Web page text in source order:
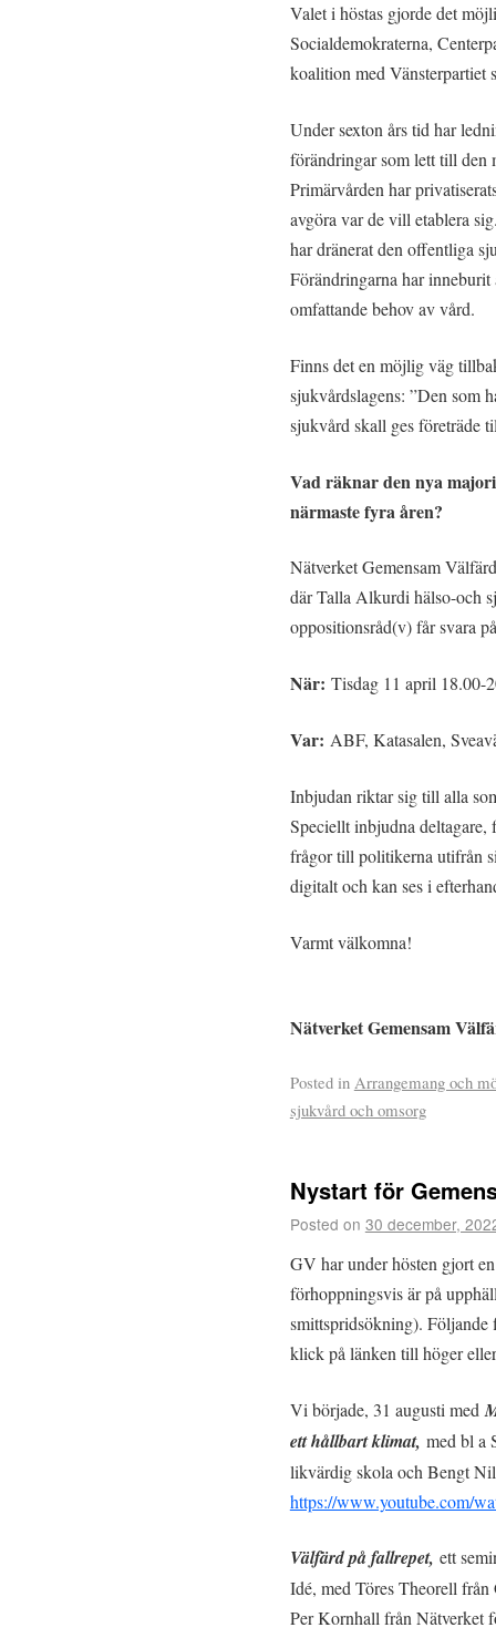
Valet i höstas gjorde det
Socialdemokraterna,
koalition med Vänsterpartiet
Under sexton års tid har
förändringar som lett till den
Primärvården har
avgöra var de vill etablera
har dränerat den offentliga
Förändringarna har
omfattande behov av vård.
Finns det en möjlig väg
sjukvårdslagens: ”Den som
sjukvård skall ges företräde
Vad räknar den nya
närmaste fyra åren?
Nätverket Gemensam
där Talla Alkurdi hälso-och
oppositionsråd(v) får svara
När: Tisdag 11 april 18.00-
Var: ABF, Katasalen,
Inbjudan riktar sig till alla
Speciellt inbjudna deltagare,
frågor till politikerna utifrån
digitalt och kan ses i
Varmt välkomna!
Nätverket Gemensam
Posted in Arrangemang och
sjukvård och omsorg
Nystart för
Posted on 30 december,
GV har under hösten gjort
förhoppningsvis är på
smittspridsökning). Följande
klick på länken till höger
Vi började, 31 augusti med
ett hållbart klimat, med bl a
likvärdig skola och Bengt
https://www.youtube.com/
Välfärd på fallrepet, ett
Idé, med Töres Theorell
Per Kornhall från Nätverket